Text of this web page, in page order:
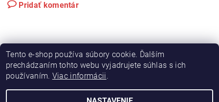
Pridať komentár
Výroba hydraulických hadíc
Tento e-shop používa súbory cookie. Ďalším
prechádzaním tohto webu vyjadrujete súhlas s ich
používaním. Viac informácii.